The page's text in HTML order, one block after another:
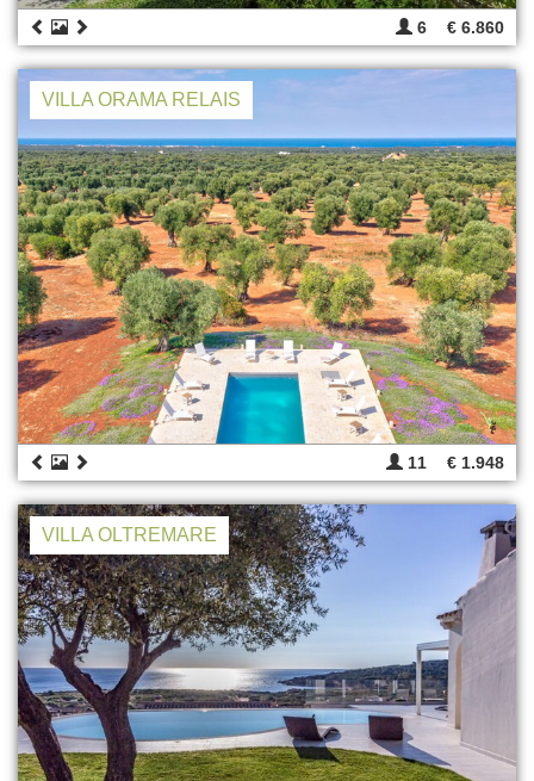
6 € 6.860
VILLA ORAMA RELAIS
11 € 1.948
VILLA OLTREMARE